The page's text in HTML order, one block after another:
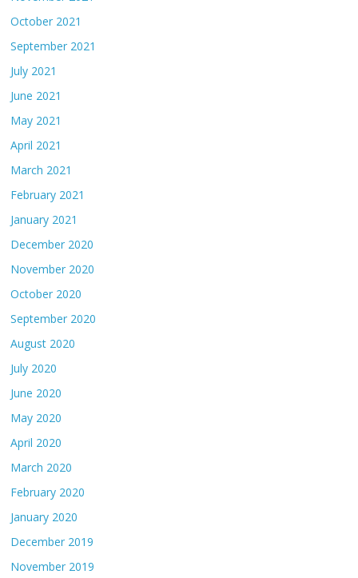
October 2021
September 2021
July 2021
June 2021
May 2021
April 2021
March 2021
February 2021
January 2021
December 2020
November 2020
October 2020
September 2020
August 2020
July 2020
June 2020
May 2020
April 2020
March 2020
February 2020
January 2020
December 2019
November 2019